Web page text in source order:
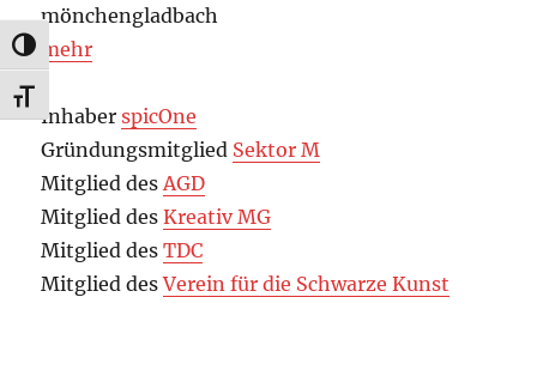
UMSCHALTEN AUF HOHE KONTRASTE
SCHRIFT VERGRÖSSERN
mönchengladbach
mehr
InhaberspicOne
Gründungsmitglied Sektor M
Mitglied desAGD
Mitglied desKreativ MG
Mitglied desTDC
Mitglied desVerein für die Schwarze Kunst